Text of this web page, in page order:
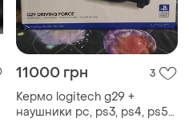
11000 грн 3
Кермо logitech g29 +
наушники pc, ps3, ps4, ps5